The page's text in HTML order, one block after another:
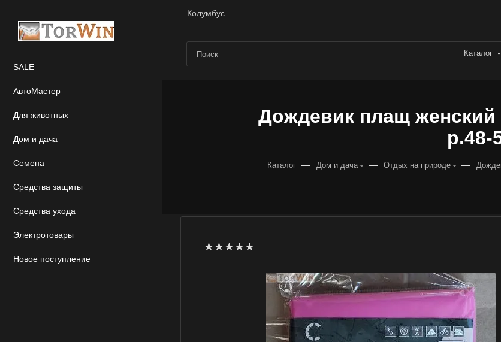
Колумбус
Каталог
SALE
АвтоМастер
Для животных
Дом и дача
Семена
Средства защиты
Средства ухода
Электротовары
Новое поступление
Дождевик плащ
р.48-
Каталог — Дом и дача — Отдых на природе —